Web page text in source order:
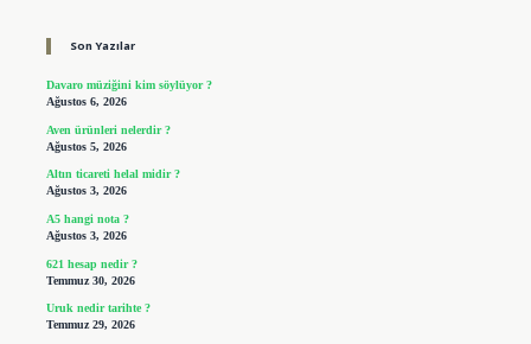
Son Yazılar
Davaro müziğini kim söylüyor ?
Ağustos 6, 2026
Aven ürünleri nelerdir ?
Ağustos 5, 2026
Altın ticareti helal midir ?
Ağustos 3, 2026
A5 hangi nota ?
Ağustos 3, 2026
621 hesap nedir ?
Temmuz 30, 2026
Uruk nedir tarihte ?
Temmuz 29, 2026